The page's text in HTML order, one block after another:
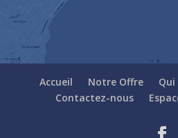
Accueil Notre Offre
Qui
Contactez-nous